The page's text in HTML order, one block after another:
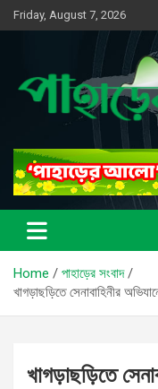
Skip
to
Friday, August 7, 2026
পাহাড়ের আলো
সত্যের সন্ধানে, পাহাড়ের পথে
Home
পাহাড়ের সংবাদ
খাগড়াছড়িতে সেনাবাহিনীর
খাগড়াছড়িতে